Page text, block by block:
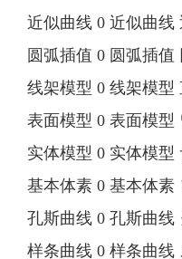
近似曲线 0 近似曲线
圆弧插值 0 圆弧插
线架模型 0 线架模
表面模型 0 表面模
实体模型 0 实体模
基本体素 0 基本体
孔斯曲线 0 孔斯曲
样条曲线 0 样条曲